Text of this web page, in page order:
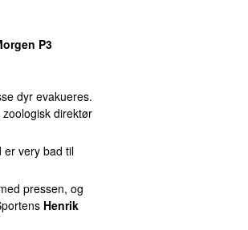
P3
dyr evakueres.
zoologisk direktør
er very bad til
pressen, og
Henrik